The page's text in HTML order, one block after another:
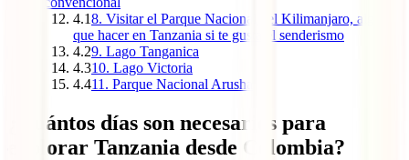
4.18. Visitar el Parque Nacional del Kilimanjaro, algo
que hacer en Tanzania si te gusta el senderismo
4.29. Lago Tanganica
4.310. Lago Victoria
4.411. Parque Nacional Arusha
¿Cuántos días son necesarios para
explorar Tanzania desde Colombia?